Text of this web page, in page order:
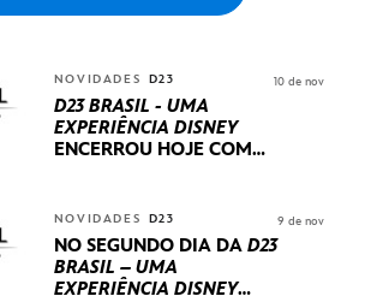
NOVIDADES D23
D23 BRASIL - UMA
EXPERIÊNCIA DISNEY
ENCERROU HOJE COM
INTERNACIONAIS E
PRODUÇÕES BRASILEIRAS
10 de nov
NOVIDADES D23
NO SEGUNDO DIA DA D23
BRASIL – UMA
EXPERIÊNCIA DISNEY
9 de nov